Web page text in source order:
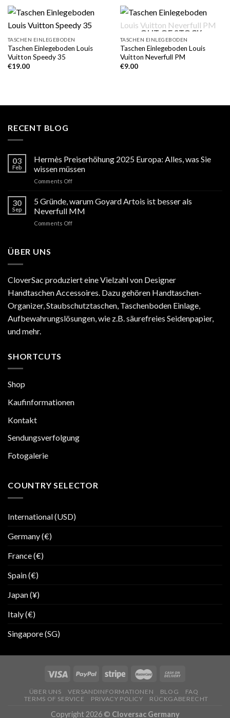
TASCHEN EINLEGEBODEN
Taschen Einlegeboden Louis
Vuitton Speedy 35
€19.00
OUT OF STOCK
TASCHEN EINLEGEBODEN
Taschen Einlegeboden Louis
Vuitton Neverfull PM
€9.00
RECENT BLOG
03
Feb
Hermès Preiserhöhung 2025 Europa: Alles, was Sie
wissen müssen
Comments Offon
Preiserhöhung
Europa:
Alles,
30
Sep
5 Gründe, warum Goyard Artois ist besser als
Neverfull MM
Comments Offon
besser
als
MM
ÜBER UNS
CloverSac produziert eine Vielzahl von Designer
Handtaschen Accessoires. Dazu gehören Handtaschen-
Organizer, Staubschutztaschen, Taschenboden Einlage,
Aufbewahrungslösungen, wie z.B. säurefreies Seidenpapier,
und mehr.
SHORTCUTS
Shop
Kaufinformationen
Kontakt
Sendungsverfolgung
Fotogalerie
COUNTRY SELECTOR
International (USD)
Germany (€)
France (€)
Spain (€)
Japan (¥)
Italy (€)
Singapore (SG)
ÜBER UNS VERSANDINFORMATIONEN BLOG
FAQ
TERMS OF SERVICE
PRIVACY POLICY RÜCKGABERECHT
Copyright 2026 © Cloversac Germany